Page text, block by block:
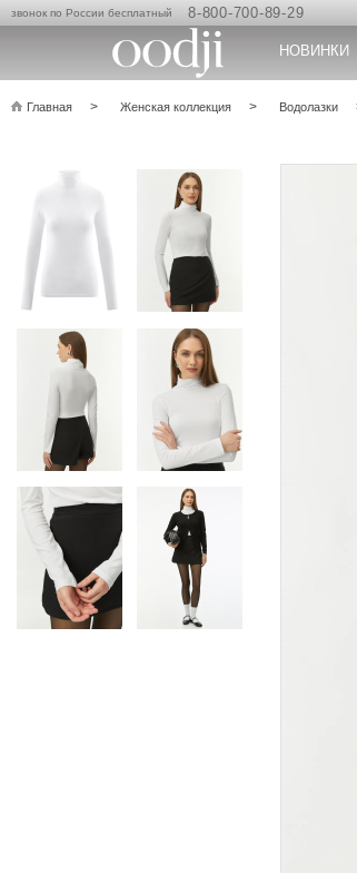
звонок по России бесплатный 8-800-700-89-29
НОВИНКИ
Главная Женская коллекция Водолазки